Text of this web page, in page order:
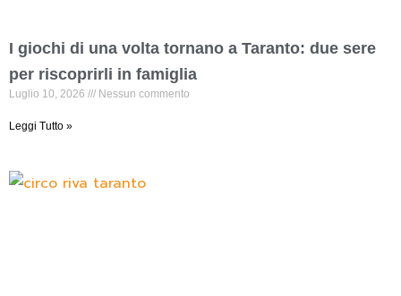
I giochi di una volta tornano a Taranto: due sere
per riscoprirli in famiglia
Luglio 10, 2026 Nessun commento
Leggi Tutto »